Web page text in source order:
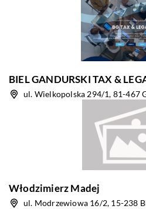
BIEL GANDURSKI TAX &
ul. Wielkopolska 294/1, 81-467
Włodzimierz Madej
ul. Modrzewiowa 16/2, 15-238